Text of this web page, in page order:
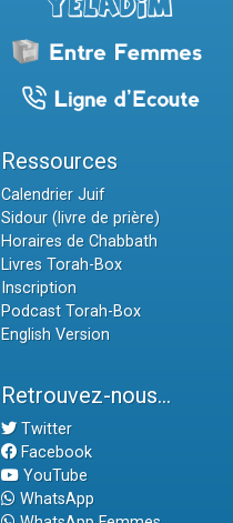
Ressources
Calendrier Juif
Sidour (livre de prière)
Horaires de Chabbath
Livres Torah-Box
Inscription
Podcast Torah-Box
English Version
Retrouvez-nous...
Twitter
Facebook
YouTube
WhatsApp